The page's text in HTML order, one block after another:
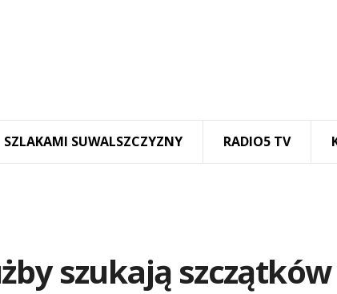
SZLAKAMI SUWALSZCZYZNY RADIO5 TV
szukają szczątków